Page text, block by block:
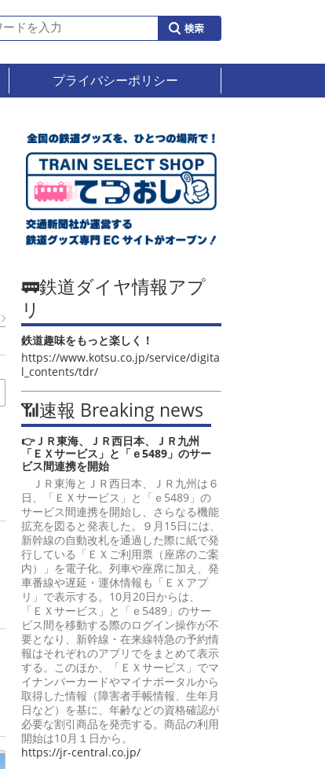
プライバシーポリシー
🚃鉄道ダイヤ情報アプ
リ
鉄道趣味をもっと楽しく！
https://www.kotsu.co.jp/service/digita
l_contents/tdr/
📶速報 Breaking news
👉ＪＲ東海、ＪＲ西日本、ＪＲ九州
「ＥＸサービス」と「ｅ5489」のサー
ビス間連携を開始
ＪＲ東海とＪＲ西日本、ＪＲ九州は６
日、「ＥＸサービス」と「ｅ5489」の
サービス間連携を開始し、さらなる機能
拡充を図ると発表した。９月15日には、
新幹線の自動改札を通過した際に紙で発
行している「ＥＸご利用票（座席のご案
内）」を電子化。列車や座席に加え、発
車番線や遅延・運休情報も「ＥＸアプ
リ」で表示する。10月20日からは、
「ＥＸサービス」と「ｅ5489」のサー
ビス間を移動する際のログイン操作が不
要となり、新幹線・在来線特急の予約情
報はそれぞれのアプリでをまとめて表示
する。このほか、「ＥＸサービス」でマ
イナンバーカードやマイナポータルから
取得した情報（障害者手帳情報、生年月
日など）を基に、年齢などの資格確認が
必要な割引商品を発売する。商品の利用
開始は10月１日から。
https://jr-central.co.jp/